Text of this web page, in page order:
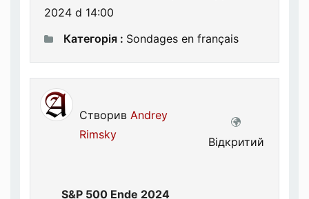
2024 d 14:00
Категорія : Sondages en français
Створив Andrey
Rimsky
Відкритий
S&P 500 Ende 2024